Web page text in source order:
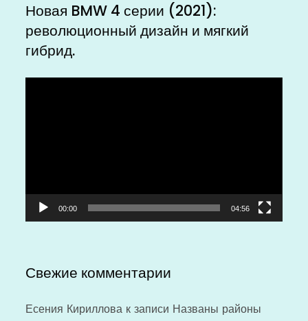
Новая BMW 4 серии (2021):
революционный дизайн и мягкий
гибрид.
00:00 04:56
Свежие комментарии
Есения Кириллова к записи Названы районы